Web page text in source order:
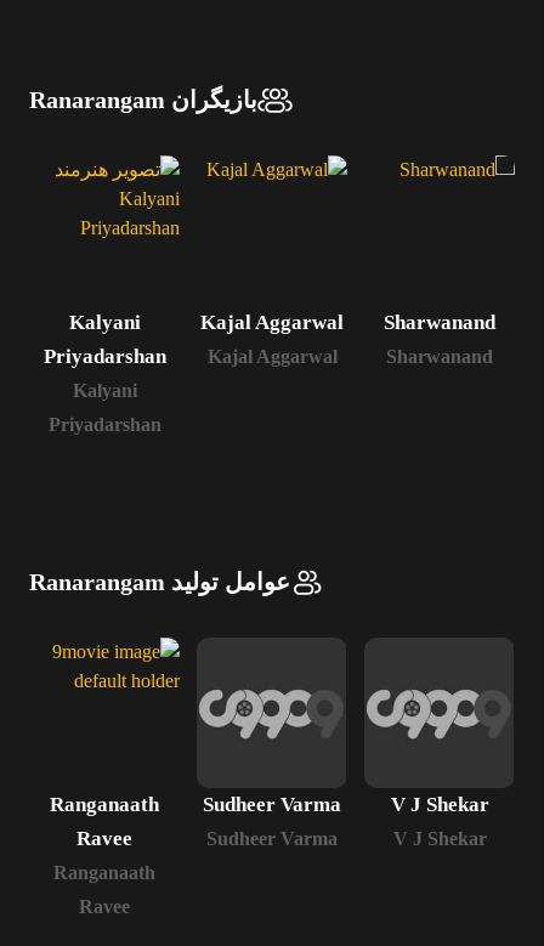
بازیگران Ranarangam
Sharwanand
Sharwanand
Kajal Aggarwal
Kajal Aggarwal
Kalyani
Priyadarshan
Kalyani
Priyadarshan
عوامل تولید Ranarangam
V J Shekar
V J Shekar
Sudheer Varma
Sudheer Varma
Ranganaath
Ravee
Ranganaath
Ravee